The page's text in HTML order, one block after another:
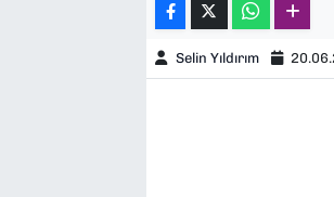
Selin Yıldırım